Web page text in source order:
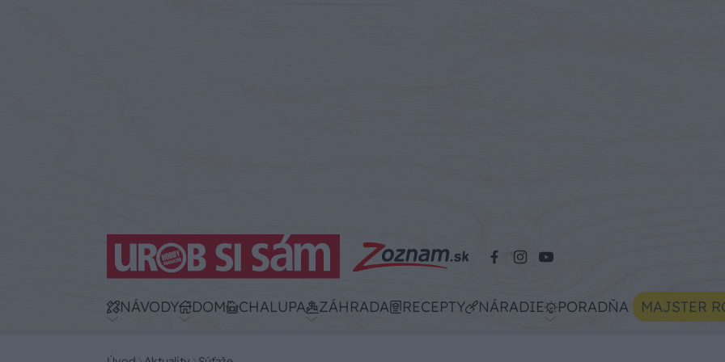
NÁVODY DOM CHALUPA ZÁHRADA RECEPTY NÁRADIE PORADŇA MAJSTER